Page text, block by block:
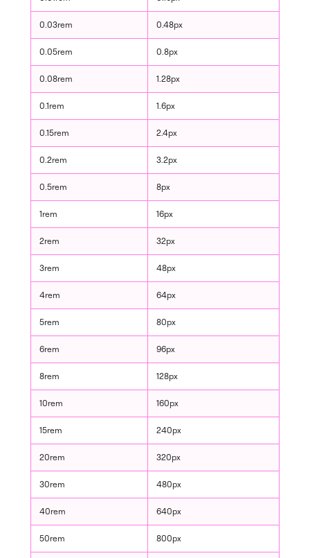
0.03rem 0.48px
0.05rem 0.8px
0.08rem 1.28px
0.1rem 1.6px
0.15rem 2.4px
0.2rem 3.2px
0.5rem 8px
1rem 16px
2rem 32px
3rem 48px
4rem 64px
5rem 80px
6rem 96px
8rem 128px
10rem 160px
15rem 240px
20rem 320px
30rem 480px
40rem 640px
50rem 800px